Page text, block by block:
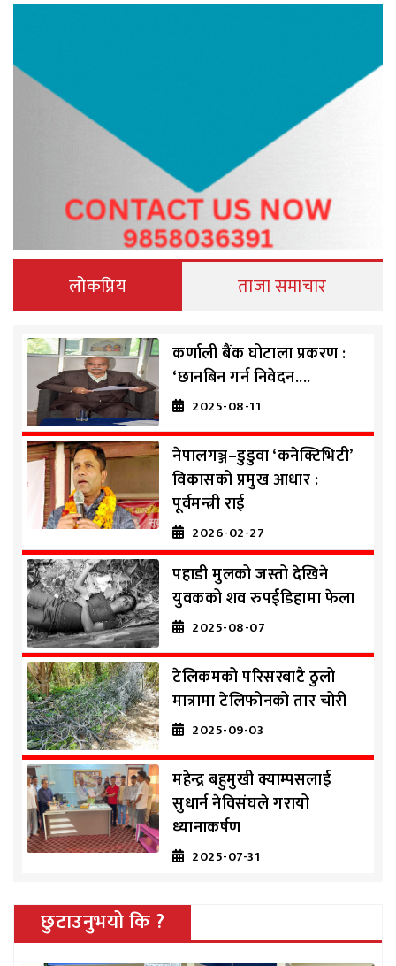
लोकप्रिय ताजा समाचार
कर्णाली बैंक घोटाला प्रकरण :
‘छानबिन गर्न निवेदन....
2025-08-11
नेपालगञ्ज–डुडुवा ‘कनेक्टिभिटी’
विकासको प्रमुख आधार :
पूर्वमन्त्री राई
2026-02-27
पहाडी मुलको जस्तो देखिने
युवकको शव रुपईडिहामा फेला
2025-08-07
टेलिकमको परिसरबाटै ठुलो
मात्रामा टेलिफोनको तार चोरी
2025-09-03
महेन्द्र बहुमुखी क्याम्पसलाई
सुधार्न नेविसंघले गरायो
ध्यानाकर्षण
2025-07-31
छुटाउनुभयो कि ?